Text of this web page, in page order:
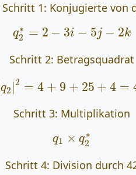
Schritt 1: Konjugierte von
q∗
2
= 2 − 3i − 5j − 2k
∗= −3 5j− k
Schritt 2: Betragsquadrat
|q2 |2 = 4 + 9 + 25 + 4 =
|q 2 4+ +25 =
Schritt 3: Multiplikation
q1 × q∗
2
q ×q2∗
Schritt 4: Division durch